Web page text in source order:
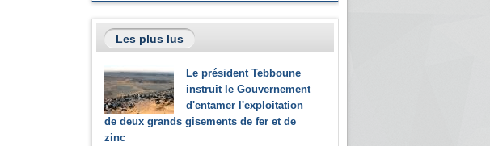
Les plus lus
Le président Tebboune
instruit le Gouvernement
d'entamer l'exploitation
de deux grands gisements de fer et de
zinc